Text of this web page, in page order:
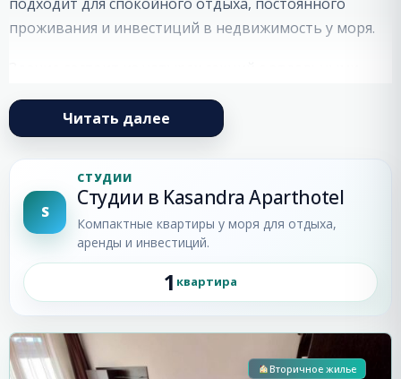
проживания и инвестиций в недвижимость у моря.
современным лифтом. В
Касандра (Kasandra)
представлены апартаменты различных типов:
студии, квартиры с одной и двумя спальнями, что
позволяет подобрать жилье под любые
потребности.
Комплекс введен в эксплуатацию (Акт 16), что
подтверждает его готовность к проживанию и
эксплуатации.
Инфраструктура комплекса
Читать далее
S
СТУДИИ
Студии в Kasandra Aparthotel
Компактные квартиры у моря для отдыха,
аренды и инвестиций.
1 квартира
Солнечный
Вторичное жилье